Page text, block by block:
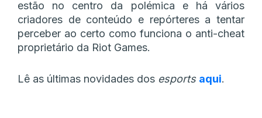
estão no centro da polémica e há vários
criadores de conteúdo e repórteres a tentar
perceber ao certo como funciona o anti-cheat
proprietário da Riot Games.
Lê as últimas novidades dos esports aqui.